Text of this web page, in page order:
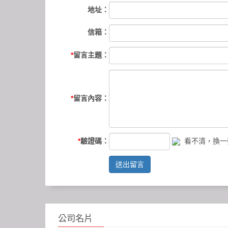
地址：
信箱：
*留言主題：
*留言內容：
*驗證碼： 看不清，換
送出留言
公司名片